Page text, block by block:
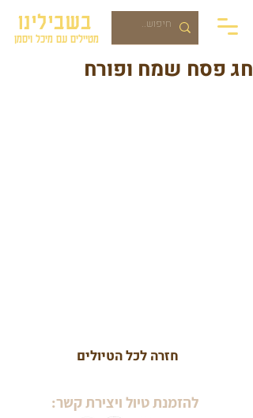
בשבילינו
מטיילים עם מיכל ויסמן
חג פסח שמח ופורח
חזרה לכל הטיולים
להזמנת טיול ויצירת קשר: